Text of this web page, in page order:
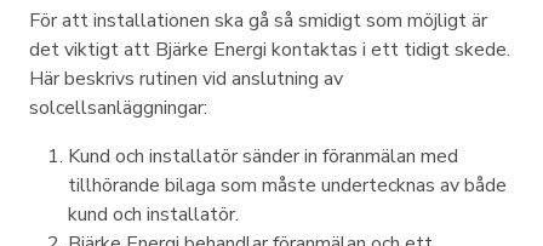
För att installationen ska gå så smidigt som möjligt är
det viktigt att Bjärke Energi kontaktas i ett tidigt skede.
Här beskrivs rutinen vid anslutning av
solcellsanläggningar:
Kund och installatör sänder in föranmälan med
tillhörande bilaga som måste undertecknas av både
kund och installatör.